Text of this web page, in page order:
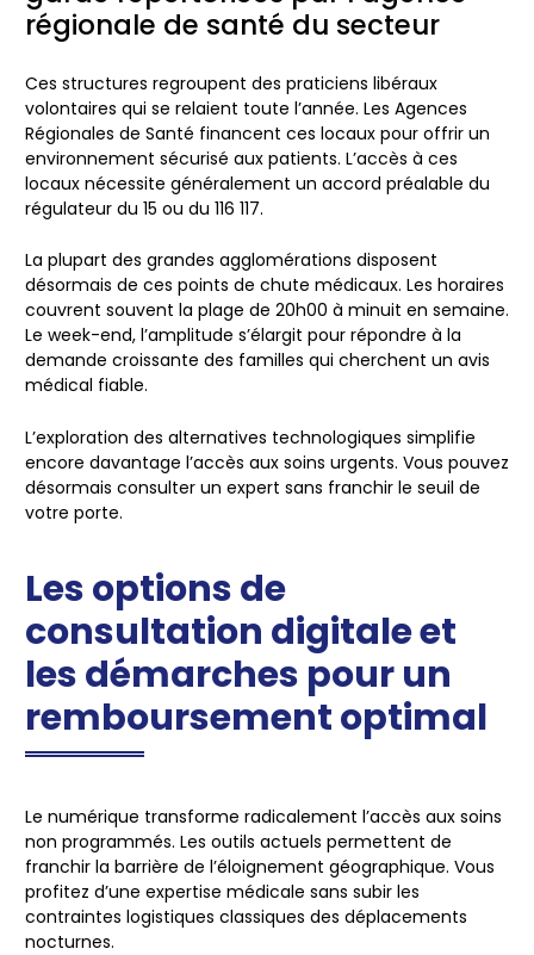
régionale de santé du secteur
Ces structures regroupent des praticiens libéraux
volontaires qui se relaient toute l’année. Les Agences
Régionales de Santé financent ces locaux pour offrir un
environnement sécurisé aux patients. L’accès à ces
locaux nécessite généralement un accord préalable du
régulateur du 15 ou du 116 117.
La plupart des grandes agglomérations disposent
désormais de ces points de chute médicaux. Les horaires
couvrent souvent la plage de 20h00 à minuit en semaine.
Le week-end, l’amplitude s’élargit pour répondre à la
demande croissante des familles qui cherchent un avis
médical fiable.
L’exploration des alternatives technologiques simplifie
encore davantage l’accès aux soins urgents. Vous pouvez
désormais consulter un expert sans franchir le seuil de
votre porte.
Les options de
consultation digitale et
les démarches pour un
remboursement optimal
Le numérique transforme radicalement l’accès aux soins
non programmés. Les outils actuels permettent de
franchir la barrière de l’éloignement géographique. Vous
profitez d’une expertise médicale sans subir les
contraintes logistiques classiques des déplacements
nocturnes.